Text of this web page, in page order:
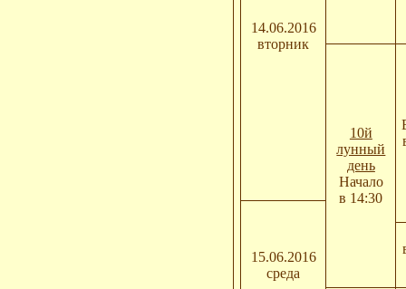
14.06.2016
вторник
10й
лунный
день
Начало
в 14:30
15.06.2016
среда